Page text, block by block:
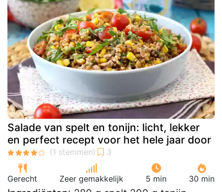
Salade van spelt en tonijn: licht, lekker
en perfect recept voor het hele jaar door
Gerecht Zeer gemakkelijk 5 min 30 min